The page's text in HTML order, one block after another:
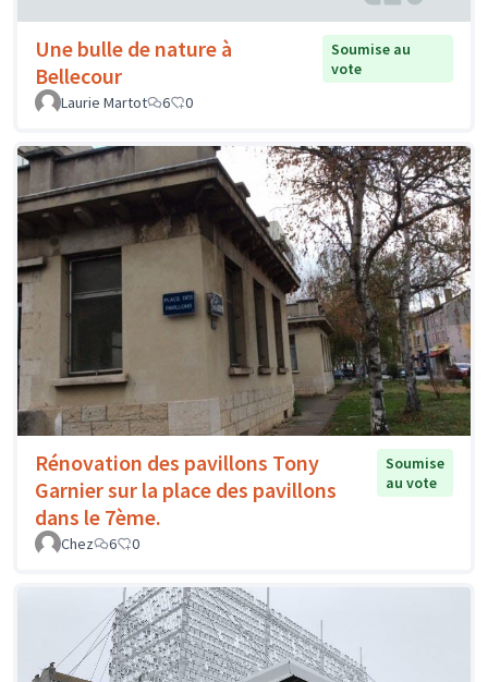
Une bulle de nature à
Bellecour
Soumise au
vote
Laurie Martot
6 0
Rénovation des pavillons Tony
Garnier sur la place des pavillons
dans le 7ème.
Soumise
au vote
Chez 6 0